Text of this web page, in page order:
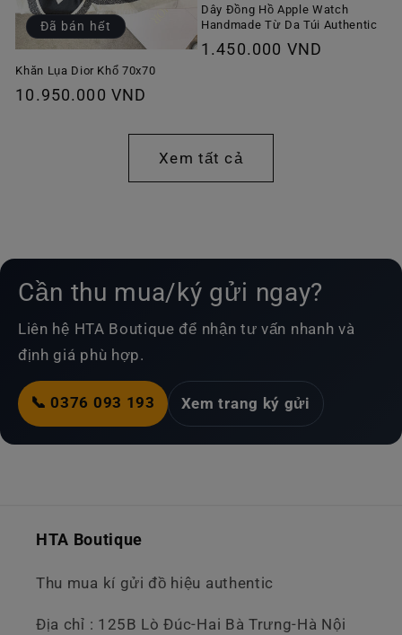
Đã bán hết
Khăn Lụa Dior Khổ 70x70
Giá
10.950.000 VND
Dây Đồng Hồ Apple Watch
Handmade Từ Da Túi Authentic
Giá
1.450.000 VND
Xem tất cả
Cần thu mua/ký gửi ngay?
Liên hệ HTA Boutique để nhận tư vấn nhanh và
định giá phù hợp.
📞 0376 093 193 Xem trang ký gửi
HTA Boutique
Thu mua kí gửi đồ hiệu authentic
Địa chỉ : 125B Lò Đúc-Hai Bà Trưng-Hà Nội